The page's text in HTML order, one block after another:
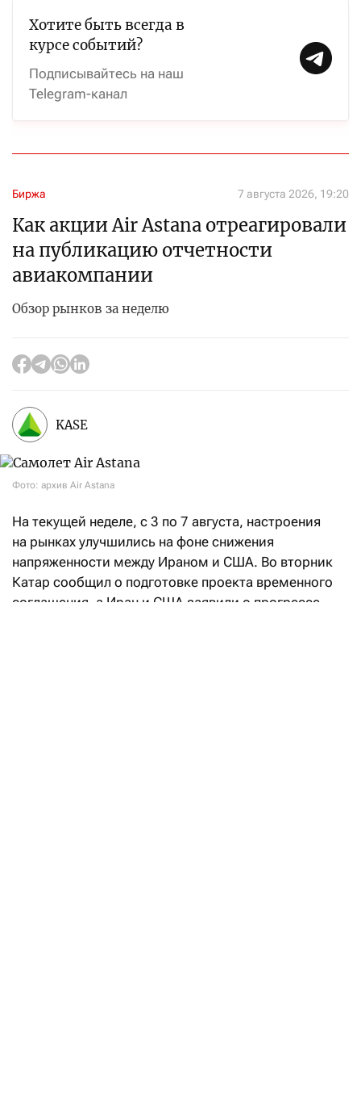
Хотите быть всегда в
курсе событий?
Подписывайтесь на наш
Telegram-канал
Биржа 7 августа 2026, 19:20
Как акции Air Astana отреагировали
на публикацию отчетности
авиакомпании
Обзор рынков за неделю
KASE
Фото: архив Air Astana
На текущей неделе, с 3 по 7 августа, настроения
на рынках улучшились на фоне снижения
напряженности между Ираном и США. Во вторник
Катар сообщил о подготовке проекта временного
соглашения, а Иран и США заявили о прогрессе